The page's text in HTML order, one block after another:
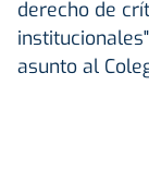
derecho de
asunto al